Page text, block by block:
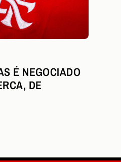
É NEGOCIADO
DE